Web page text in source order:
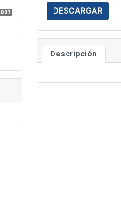
DESCARGAR
Descripción